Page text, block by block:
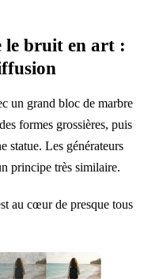
le bruit en art :
un grand bloc de marbre
formes grossières, puis
statue. Les générateurs
principe très similaire.
au cœur de presque tous